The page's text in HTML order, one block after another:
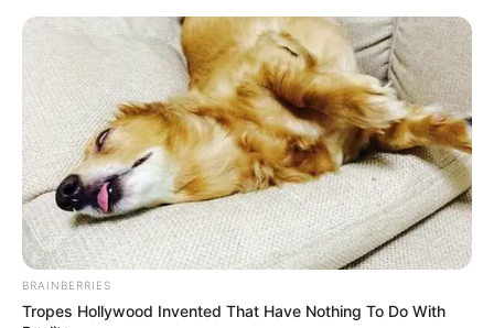
HOME
INSPIRASI
STYLE
FILM &
SERIES
NGAKAK
QUOTES
HYPE
MORE
BRAINBERRIES
Tropes Hollywood Invented That Have Nothing To Do With